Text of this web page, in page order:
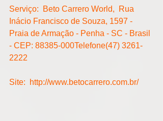
Serviço:  Beto Carrero World,  Rua
Inácio Francisco de Souza, 1597 -
Praia de Armação - Penha - SC - Brasil
- CEP: 88385-000Telefone(47) 3261-
2222
Site:  http://www.betocarrero.com.br/